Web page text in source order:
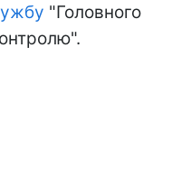
"Головного